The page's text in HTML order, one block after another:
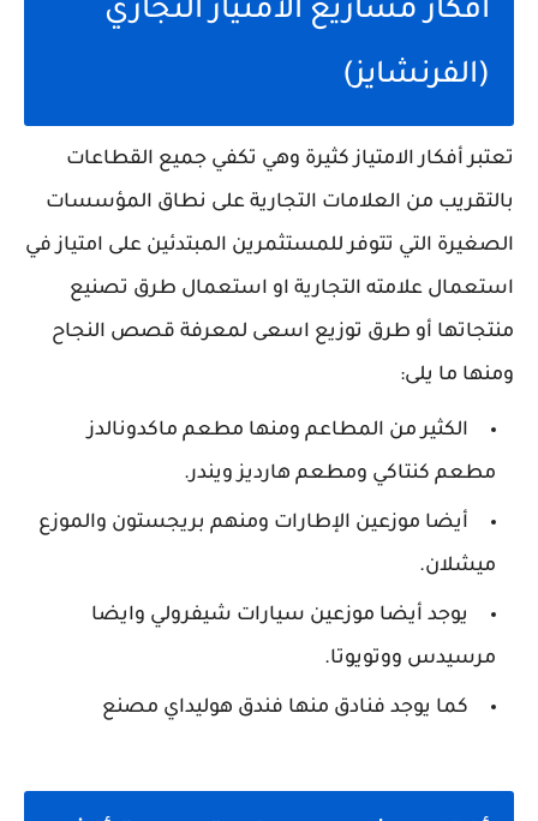
أفكار مشاريع الامتياز التجاري
(الفرنشايز)
تعتبر أفكار الامتياز كثيرة وهي تكفي جميع القطاعات
بالتقريب من العلامات التجارية على نطاق المؤسسات
الصغيرة التي تتوفر للمستثمرين المبتدئين على امتياز في
استعمال علامته التجارية او استعمال طرق تصنيع
منتجاتها أو طرق توزيع اسعى لمعرفة قصص النجاح
ومنها ما يلى:
الكثير من المطاعم ومنها مطعم ماكدونالدز
مطعم كنتاكي ومطعم هارديز ويندر.
أيضا موزعين الإطارات ومنهم بريجستون والموزع
ميشلان.
يوجد أيضا موزعين سيارات شيفرولي وايضا
مرسيدس ووتويوتا.
كما يوجد فنادق منها فندق هوليداي مصنع